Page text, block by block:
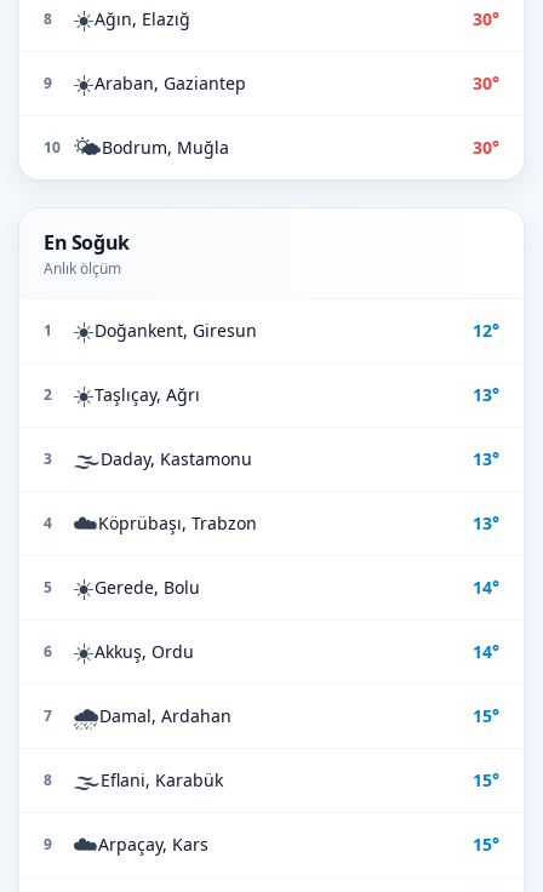
8 ☀️Ağın, Elazığ 30°
9 ☀️Araban, Gaziantep 30°
10 🌤️Bodrum, Muğla 30°
En Soğuk
Anlık ölçüm
1 ☀️Doğankent, Giresun 12°
2 ☀️Taşlıçay, Ağrı 13°
3 🌫️Daday, Kastamonu 13°
4 ☁️Köprübaşı, Trabzon 13°
5 ☀️Gerede, Bolu 14°
6 ☀️Akkuş, Ordu 14°
7 🌧️Damal, Ardahan 15°
8 🌫️Eflani, Karabük 15°
9 ☁️Arpaçay, Kars 15°